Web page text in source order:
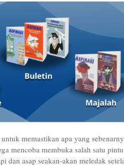
memastikan apa yang
mencoba membuka salah satu pintu
asap seakan-akan meledak